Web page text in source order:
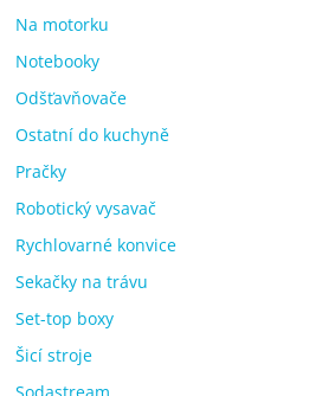
Na motorku
Notebooky
Odšťavňovače
Ostatní do kuchyně
Pračky
Robotický vysavač
Rychlovarné konvice
Sekačky na trávu
Set-top boxy
Šicí stroje